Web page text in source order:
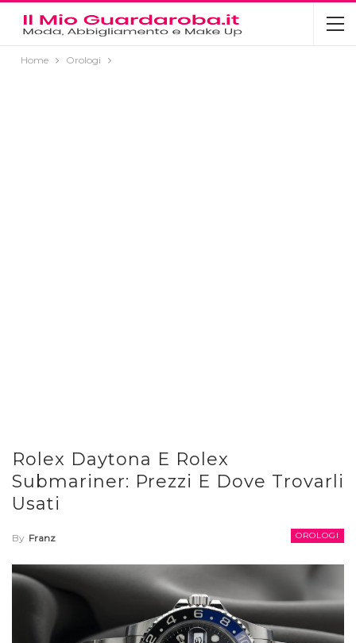
Home Orologi
Rolex Daytona E Rolex
Submariner: Prezzi E Dove Trovarli
Usati
OROLOGI
By Franz